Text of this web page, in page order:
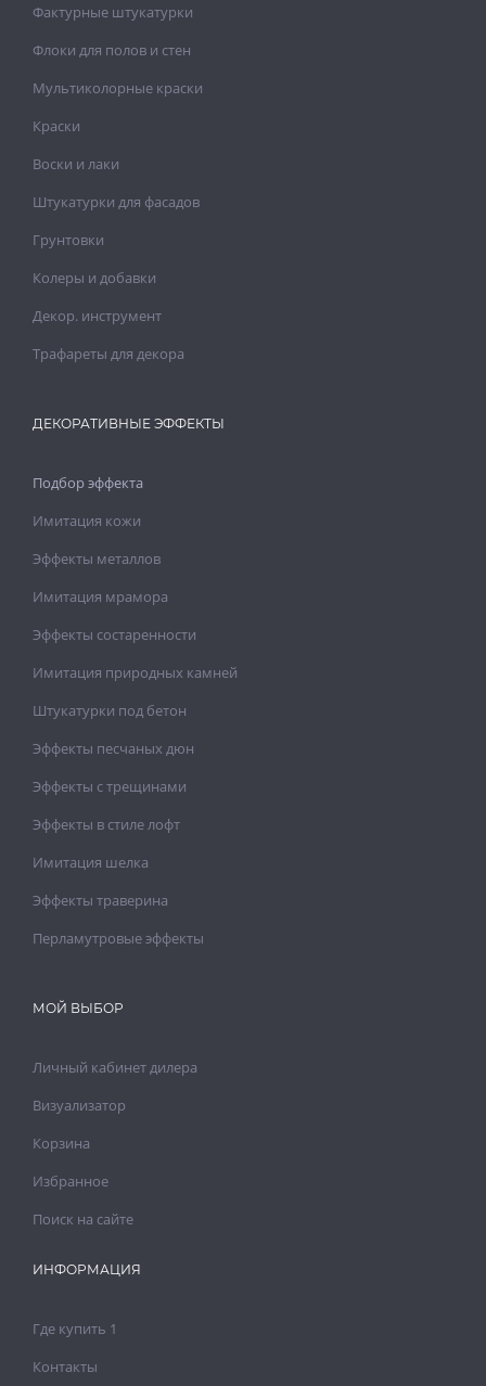
Фактурные штукатурки
Флоки для полов и стен
Мультиколорные краски
Краски
Воски и лаки
Штукатурки для фасадов
Грунтовки
Колеры и добавки
Декор. инструмент
Трафареты для декора
ДЕКОРАТИВНЫЕ ЭФФЕКТЫ
Подбор эффекта
Имитация кожи
Эффекты металлов
Имитация мрамора
Эффекты состаренности
Имитация природных камней
Штукатурки под бетон
Эффекты песчаных дюн
Эффекты с трещинами
Эффекты в стиле лофт
Имитация шелка
Эффекты траверина
Перламутровые эффекты
МОЙ ВЫБОР
Личный кабинет дилера
Визуализатор
Корзина
Избранное
Поиск на сайте
ИНФОРМАЦИЯ
Где купить 1
Контакты